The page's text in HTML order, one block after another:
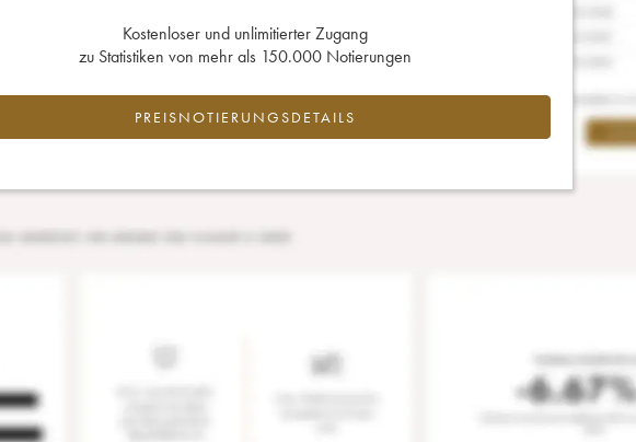
Kostenloser und unlimitierter Zugang
zu Statistiken von mehr als 150.000 Notierungen
PREISNOTIERUNGSDETAILS